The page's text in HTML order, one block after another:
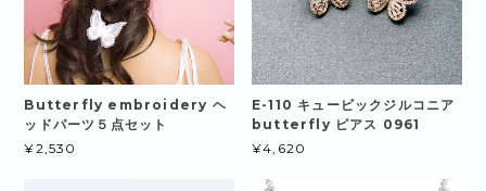
Butterfly embroidery ヘ
ッドパーツ５点セット
¥2,530
E-110 キュービックジルコニア
butterfly ピアス 0961
¥4,620